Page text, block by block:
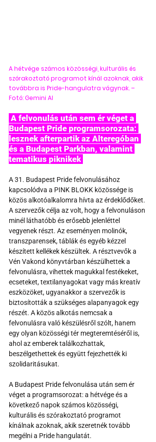
A hétvége számos közösségi, kulturális és
szórakoztató programot kínál azoknak, akik
továbbra is Pride-hangulatra vágynak. –
Fotó: Gemini AI
Budapest Pride programsorozata:
lesznek afterpartik az Alteregóban
és a Budapest Parkban, valamint
tematikus piknikek
A 31. Budapest Pride felvonulásához
kapcsolódva a PINK BLOKK közössége is
közös alkotóalkalomra hívta az érdeklődőket.
A szervezők célja az volt, hogy a felvonuláson
minél láthatóbb és erősebb jelenléttel
vegyenek részt. Az eseményen molinók,
transzparensek, táblák és egyéb kézzel
készített kellékek készültek. A résztvevők a
Vén Vakond könyvtárban készülhettek a
felvonulásra, vihettek magukkal festékeket,
ecseteket, textilanyagokat vagy más kreatív
eszközöket, ugyanakkor a szervezők is
biztosították a szükséges alapanyagok egy
részét. A közös alkotás nemcsak a
felvonulásra való készülésről szólt, hanem
egy olyan közösségi tér megteremtéséről is,
ahol az emberek találkozhattak,
beszélgethettek és együtt fejezhették ki
szolidaritásukat.
A Budapest Pride felvonulása után sem ér
véget a programsorozat: a hétvége és a
következő napok számos közösségi,
kulturális és szórakoztató programot
kínálnak azoknak, akik szeretnék tovább
megélni a Pride hangulatát.